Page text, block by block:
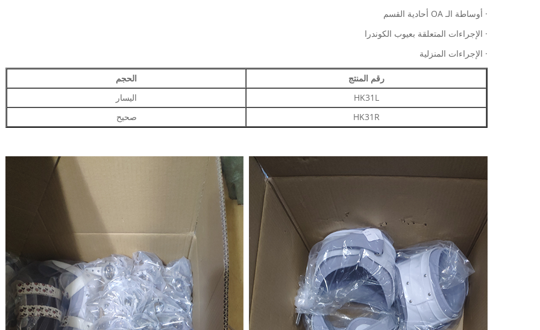
· أوساطة الـ OA أحادية القسم
· الإجراءات المتعلقة بعيوب الكوندرا
· الإجراءات المنزلية
رقم المنتج
الحجم
HK31L
اليسار
HK31R
صحيح